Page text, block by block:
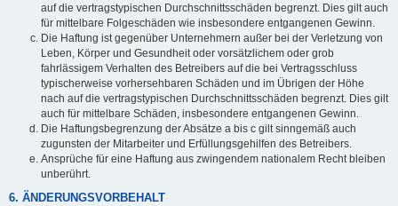
auf die vertragstypischen Durchschnittsschäden begrenzt. Dies gilt auch
für mittelbare Folgeschäden wie insbesondere entgangenen Gewinn.
Die Haftung ist gegenüber Unternehmern außer bei der Verletzung von
Leben, Körper und Gesundheit oder vorsätzlichem oder grob
fahrlässigem Verhalten des Betreibers auf die bei Vertragsschluss
typischerweise vorhersehbaren Schäden und im Übrigen der Höhe
nach auf die vertragstypischen Durchschnittsschäden begrenzt. Dies gilt
auch für mittelbare Schäden, insbesondere entgangenen Gewinn.
Die Haftungsbegrenzung der Absätze a bis c gilt sinngemäß auch
zugunsten der Mitarbeiter und Erfüllungsgehilfen des Betreibers.
Ansprüche für eine Haftung aus zwingendem nationalem Recht bleiben
unberührt.
6. ÄNDERUNGSVORBEHALT